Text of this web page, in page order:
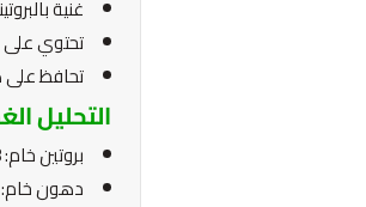
غنية
تحتوي
تحافظ على
التحليل
بروتين خام: 8%: لدعم صحة العضلات.
دهون خام: 0.8%: للحفاظ على النشاط والطاقة.